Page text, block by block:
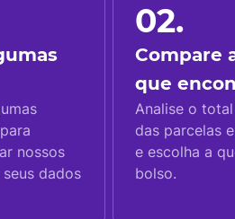
nossos
dados
02.
Compare
que
Analise o
das parcelas
e escolha a
bolso.